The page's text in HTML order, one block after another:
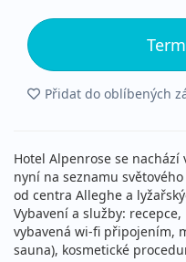
Přidat do oblíbených
Hotel Alpenrose se
nyní na seznamu
od centra Alleghe a
Vybavení a služby:
vybavená wi-fi připojením,
sauna), kosmetické